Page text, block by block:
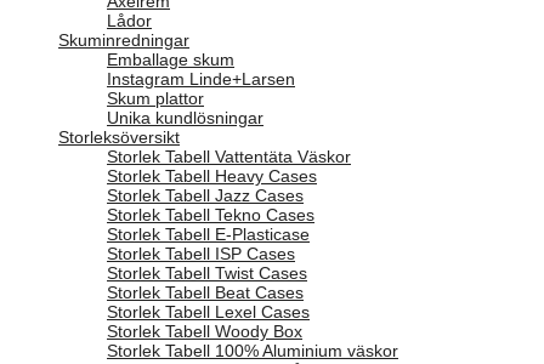
Lådor
Skuminredningar
Emballage skum
Instagram Linde+Larsen
Skum plattor
Unika kundlösningar
Storleksöversikt
Storlek Tabell Vattentäta Väskor
Storlek Tabell Heavy Cases
Storlek Tabell Jazz Cases
Storlek Tabell Tekno Cases
Storlek Tabell E-Plasticase
Storlek Tabell ISP Cases
Storlek Tabell Twist Cases
Storlek Tabell Beat Cases
Storlek Tabell Lexel Cases
Storlek Tabell Woody Box
Storlek Tabell 100% Aluminium väskor